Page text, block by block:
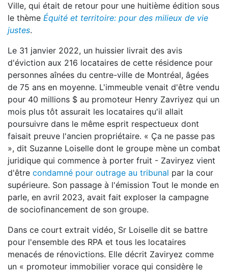
Ville, qui était de retour pour une huitième édition sous
le thème Équité et territoire: pour des milieux de vie
justes.
Le 31 janvier 2022, un huissier livrait des avis
d'éviction aux 216 locataires de cette résidence pour
personnes aînées du centre-ville de Montréal, âgées
de 75 ans en moyenne. L'immeuble venait d'être vendu
pour 40 millions $ au promoteur Henry Zavriyez qui un
mois plus tôt assurait les locataires qu'il allait
poursuivre dans le même esprit respectueux dont
faisait preuve l'ancien propriétaire. « Ça ne passe pas
», dit Suzanne Loiselle dont le groupe mène un combat
juridique qui commence à porter fruit - Zaviryez vient
d'être condamné pour outrage au tribunal par la cour
supérieure. Son passage à l'émission Tout le monde en
parle, en avril 2023, avait fait exploser la campagne
de sociofinancement de son groupe.
Dans ce court extrait vidéo, Sr Loiselle dit se battre
pour l'ensemble des RPA et tous les locataires
menacés de rénovictions. Elle décrit Zaviryez comme
un « promoteur immobilier vorace qui considère le